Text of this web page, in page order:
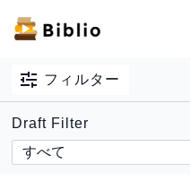
フィルター
Draft Filter